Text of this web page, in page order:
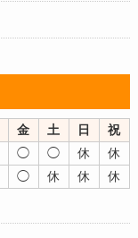
金 土 日
祝
◯ ◯ 休
休
◯ 休 休 休